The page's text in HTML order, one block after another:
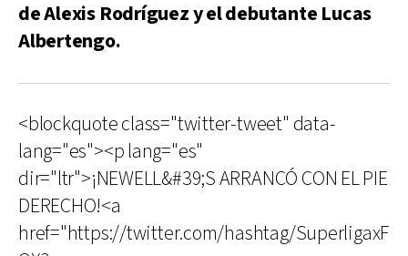
de Alexis Rodríguez y el debutante Lucas
Albertengo.
<blockquote class="twitter-tweet" data-
lang="es"><p lang="es"
dir="ltr">¡NEWELL&#39;S ARRANCÓ CON EL PIE
DERECHO!<a
href="https://twitter.com/hashtag/SuperligaxF